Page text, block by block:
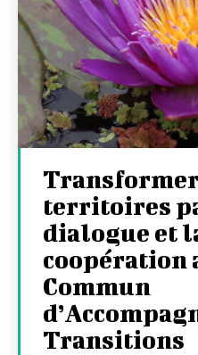
territoires
dialogue et
coopération
Commun
Transitions